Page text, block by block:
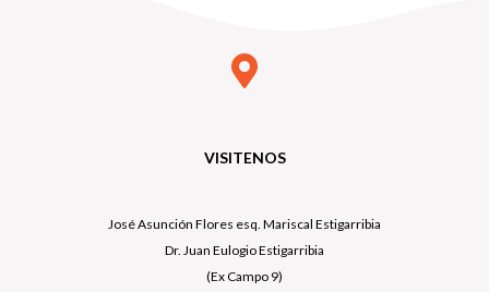
VISITENOS
José Asunción Flores esq. Mariscal Estigarribia
Dr. Juan Eulogio Estigarribia
(Ex Campo 9)